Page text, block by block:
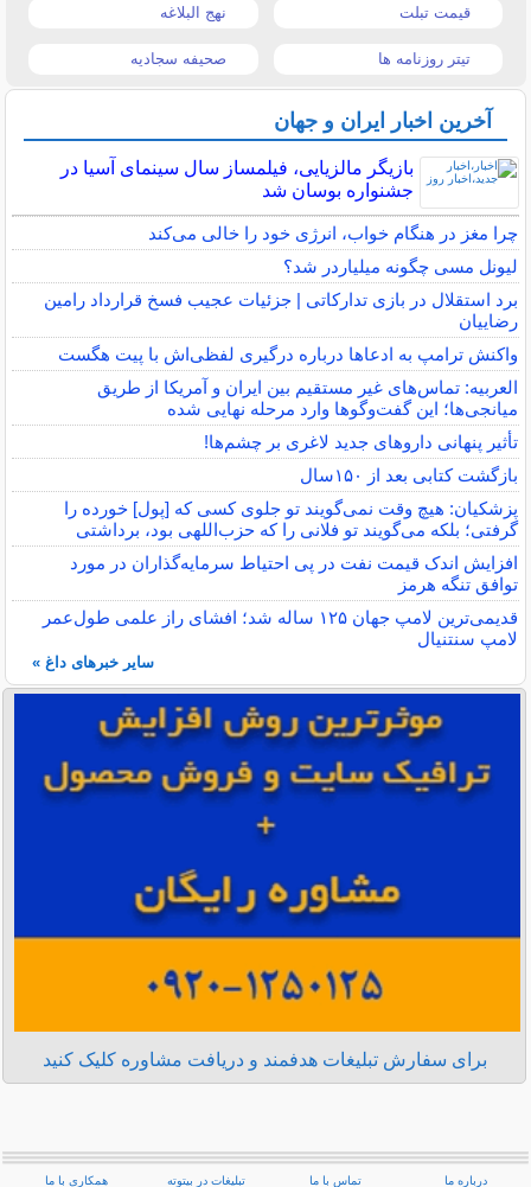
قیمت تبلت نهج البلاغه
تیتر روزنامه ها صحیفه سجادیه
آخرین اخبار ایران و جهان
بازیگر مالزیایی، فیلمساز سال سینمای آسیا در
جشنواره بوسان شد
چرا مغز در هنگام خواب، انرژی خود را خالی می‌کند
لیونل مسی چگونه میلیاردر شد؟
برد استقلال در بازی تدارکاتی | جزئیات عجیب فسخ قرارداد رامین
رضاییان
واکنش ترامپ به ادعاها درباره درگیری لفظی‌اش با پیت هگست
العربیه: تماس‌های غیر مستقیم بین ایران و آمریکا از طریق
میانجی‌ها؛ این گفت‌و‌گو‌ها وارد مرحله نهایی شده
تأثیر پنهانی داروهای جدید لاغری بر چشم‌ها!
بازگشت کتابی بعد از ۱۵۰سال
پزشکیان: هیچ وقت نمی‌گویند تو جلوی کسی که [پول] خورده را
گرفتی؛ بلکه می‌گویند تو فلانی را که حزب‌اللهی بود، برداشتی
افزایش اندک قیمت نفت در پی احتیاط سرمایه‌گذاران در مورد
توافق تنگه هرمز
قدیمی‌ترین لامپ جهان ۱۲۵ ساله شد؛ افشای راز علمی طول‌عمر
لامپ سنتنیال
سایر خبرهای داغ »
برای سفارش تبلیغات هدفمند و دریافت مشاوره کلیک کنید
درباره ما تماس با ما تبلیغات در بیتوته همکاری با ما